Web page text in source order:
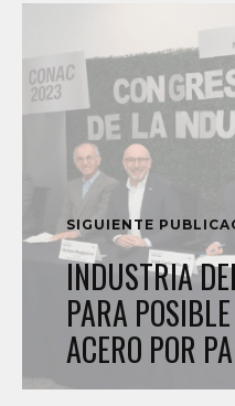
SIGUIENTE
INDUSTRIA
PARA
ACERO POR